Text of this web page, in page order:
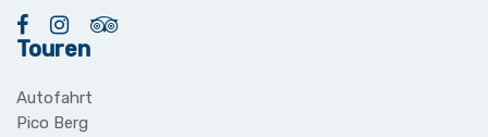
Touren
Autofahrt
Pico Berg